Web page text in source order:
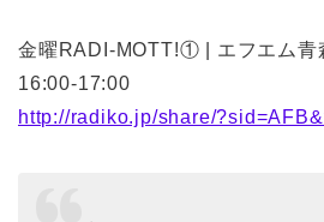
金曜RADI-MOTT!① | エフエム青
16:00-17:00
http://radiko.jp/share/